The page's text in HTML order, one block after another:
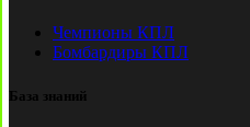
Чемпионы КПЛ
Бомбардиры КПЛ
База знаний